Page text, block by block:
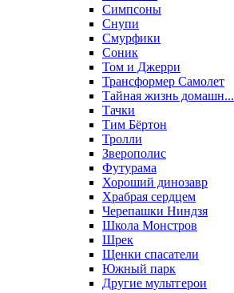
Симпсоны
Снупи
Смурфики
Соник
Том и Джерри
Трансформер Самолет
Тайная жизнь домашн...
Тачки
Тим Бёртон
Тролли
Зверополис
Футурама
Хороший динозавр
Храбрая сердцем
Черепашки Ниндзя
Школа Монстров
Шрек
Щенки спасатели
Южный парк
Другие мультгерои